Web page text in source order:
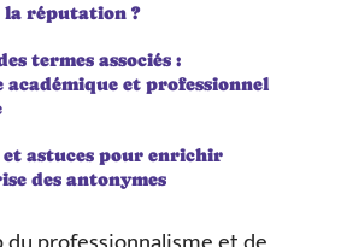
la réputation ?
termes associés :
académique et professionnel
et astuces pour enrichir
des antonymes